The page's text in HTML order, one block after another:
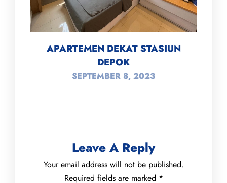
APARTEMEN DEKAT STASIUN
DEPOK
SEPTEMBER 8, 2023
Leave A Reply
Your email address will not be published.
Required fields are marked *